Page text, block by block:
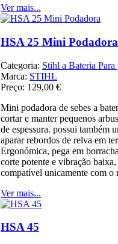
Ver mais...
HSA 25 Mini Podadora
Categoria: Stihl a Bateria Para
Marca: STIHL
Preço: 129,00 €
Mini podadora de sebes a
cortar e manter pequenos
de espessura. possui também
aparar rebordos de relva em
Ergonómica, pega em
corte potente e vibração
compatível unicamente com
Ver mais...
HSA 45